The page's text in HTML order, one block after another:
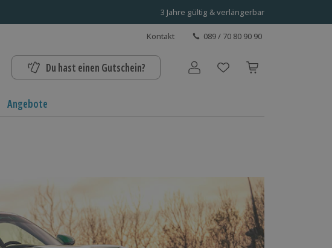
3 Jahre gültig & verlängerbar
Kontakt 089 / 70 80 90 90
Du hast einen Gutschein? Benutzerkonto
Angebote